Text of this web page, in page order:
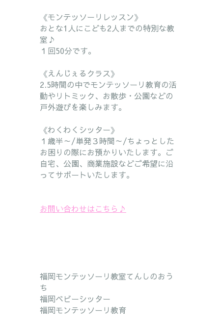
《モンテッソーリレッスン》
おとな1人にこども2人までの特別な教
室♪
１回50分です。
《えんじぇるクラス》
2.5時間の中でモンテッソーリ教育の活
動やリトミック、お散歩・公園などの
戸外遊びを楽しみます。
《わくわくシッター》
１歳半～/単発３時間～/ちょっとした
お困りの際にお預かりいたします。ご
自宅、公園、商業施設などご希望に沿
ってサポートいたします。
お問い合わせはこちら♪
福岡モンテッソーリ教室てんしのおう
ち
福岡ベビーシッター
福岡モンテッソーリ教育